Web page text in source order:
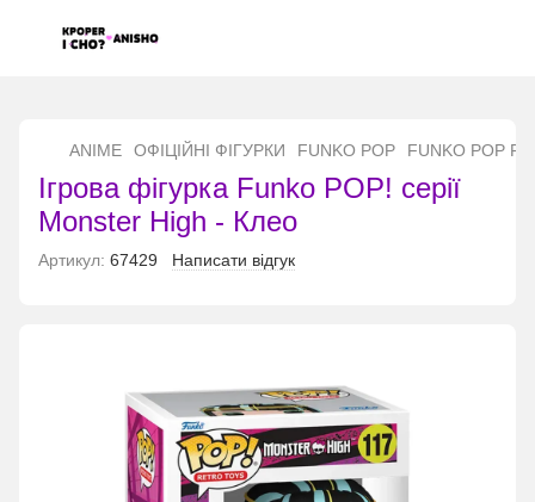
ANIME ОФІЦІЙНІ ФІГУРКИ FUNKO POP FUNKO POP
Ігрова фігурка Funko POP! серії
Monster High - Клео
Артикул: 67429 Написати відгук